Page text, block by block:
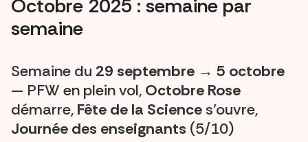
Octobre 2025 : semaine par
semaine
Semaine du 29 septembre → 5 octobre
— PFW en plein vol, Octobre Rose
démarre, Fête de la Sciences’ouvre,
Journée des enseignants (5/10)